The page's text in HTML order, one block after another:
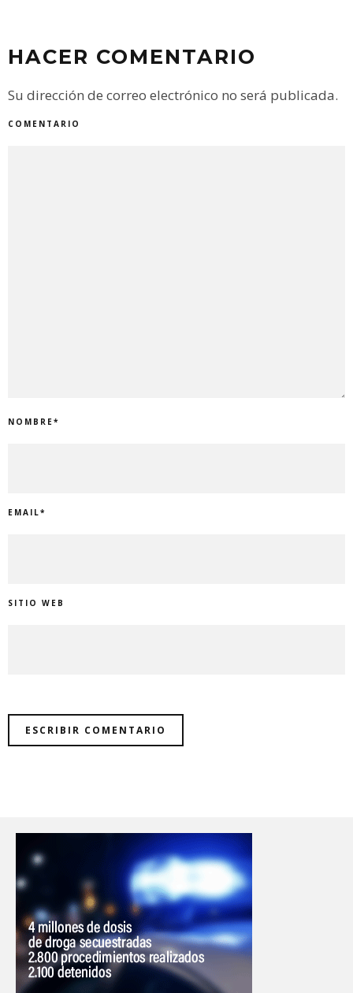
HACER COMENTARIO
Su dirección de correo electrónico no será publicada.
COMENTARIO
NOMBRE*
EMAIL*
SITIO WEB